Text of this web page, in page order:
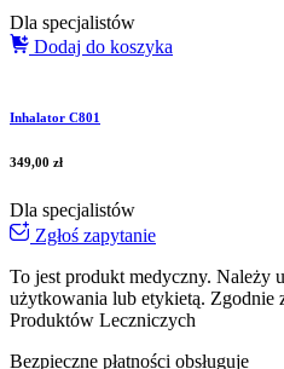
Dla specjalistów
Dodaj do koszyka
Inhalator C801
349,00 zł
Dla specjalistów
Zgłoś zapytanie
To jest produkt medyczny. Należy
użytkowania lub etykietą. Zgodnie
Produktów Leczniczych
Bezpieczne płatności obsługuje